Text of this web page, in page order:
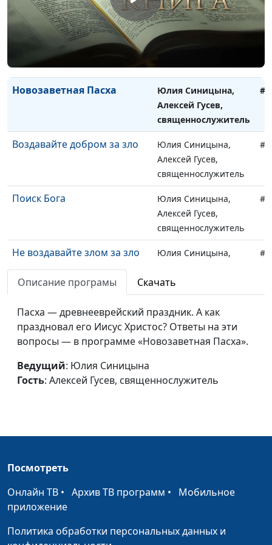
священнослужитель
Зачем нужно Причастие?
Юлия Синицына,
Алексей Гусев,
священнослужитель
Новозаветная Пасха
Юлия Синицына,
Алексей Гусев,
священнослужитель
Воздавайте добром за зло
Юлия Синицына,
Алексей Гусев,
священнослужитель
Поиск Бога
Юлия Синицына,
Алексей Гусев,
священнослужитель
Не воздавайте злом за зло
Юлия Синицына,
священнослужитель
Второе пришествие Христа
Юлия Синицына,
Алексей Гусев,
священнослужитель
Лепта бедной вдовы
священнослужитель
Вера, дающая прощение
священнослужитель
Алексей Гусев,
Описание програмы Скачать
Пасха — древнееврейский праздник. А как
праздновал его Иисус Христос? Ответы на эти
вопросы — в программе «Новозаветная Пасха».
Ведущий: Юлия Синицына
Гость: Алексей Гусев, священнослужитель
Посмотреть
Онлайн ТВ • Архив ТВ программ • Мобильное
приложение
Политика обработки персональных данных и